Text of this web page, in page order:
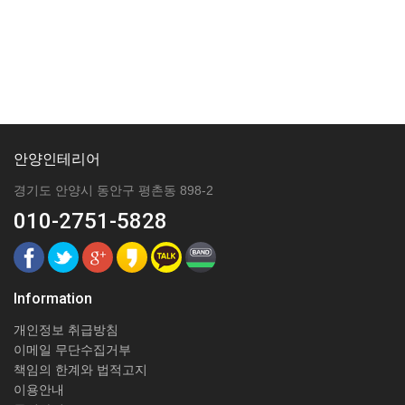
안양인테리어
경기도 안양시 동안구 평촌동 898-2
010-2751-5828
Information
개인정보 취급방침
이메일 무단수집거부
책임의 한계와 법적고지
이용안내